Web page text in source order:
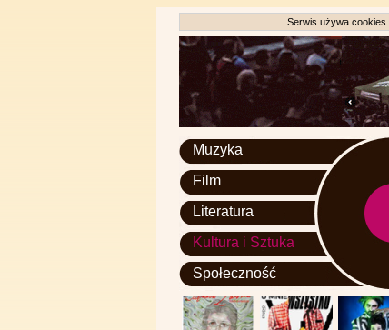
Serwis używa
Muzyka
Film
Literatura
Kultura i Sztuka
Społeczność